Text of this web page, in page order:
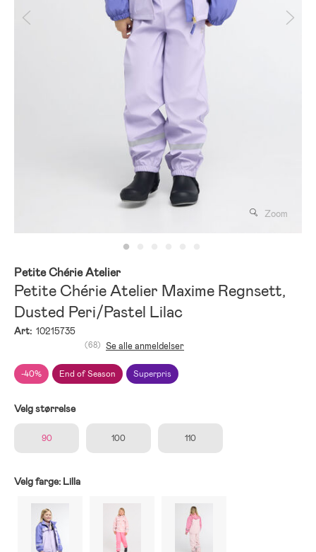
Zoom
Petite Chérie Atelier
Petite Chérie Atelier Maxime Regnsett,
Dusted Peri/Pastel Lilac
Art: 10215735
-40% End of Season Superpris
(68) Se alle anmeldelser
Velg størrelse
90 100 110
Velg farge: Lilla